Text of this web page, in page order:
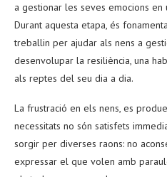
a gestionar les seves emocions
Durant aquesta etapa, és
treballin per ajudar als nens a
desenvolupar la resiliència, una
als reptes del seu dia a dia.
La frustració en els nens, es
necessitats no són satisfets
sorgir per diverses raons: no
expressar el que volen amb